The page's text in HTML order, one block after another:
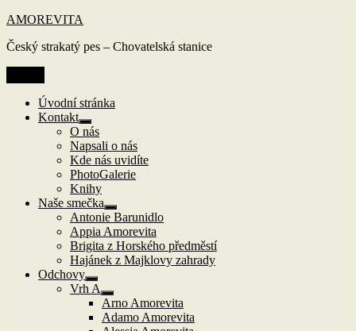
Přejít
obsahu
AMOREVITA
Český strakatý pes – Chovatelská stanice
Úvodní stránka
Kontakt
Zobrazit
podřazené
položky
O nás
Napsali o nás
Kde nás uvidíte
PhotoGalerie
Knihy
Naše smečka
Zobrazit
podřazené
položky
Antonie Barunidlo
Appia Amorevita
Brigita z Horského předměstí
Hajánek z Majklovy zahrady
Odchovy
Zobrazit
podřazené
položky
Vrh A
Zobrazit
podřazené
položky
Arno Amorevita
Adamo Amorevita